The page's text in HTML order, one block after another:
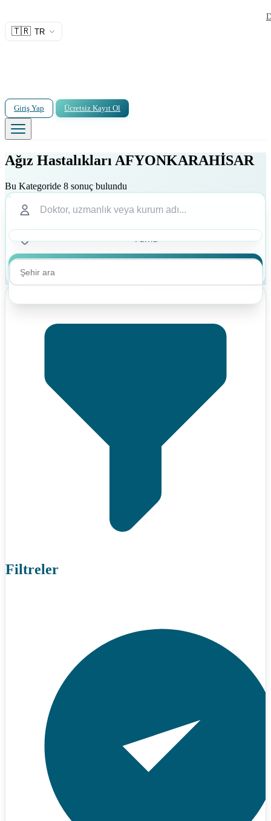
🇹🇷 TR
Giriş Yap Ücretsiz Kayıt Ol
Ağız Hastalıkları AFYONKARAHİSAR
Bu Kategoride 8 sonuç bulundu
Filtreler